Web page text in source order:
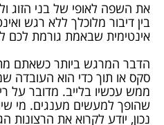
את השפה לאופי של בני הזוג
בין דיבור מלוכלך ללא רגש
אינטימית שבאמת גורמת לכם
הדבר המרגש ביותר כשאתם
סקס או תוך כדי הוא העובדה
ממש עכשיו בלייב. מדובר על
שהופך למעשים מענגים. מי
נכון, יודע לקרוא את הרצונות